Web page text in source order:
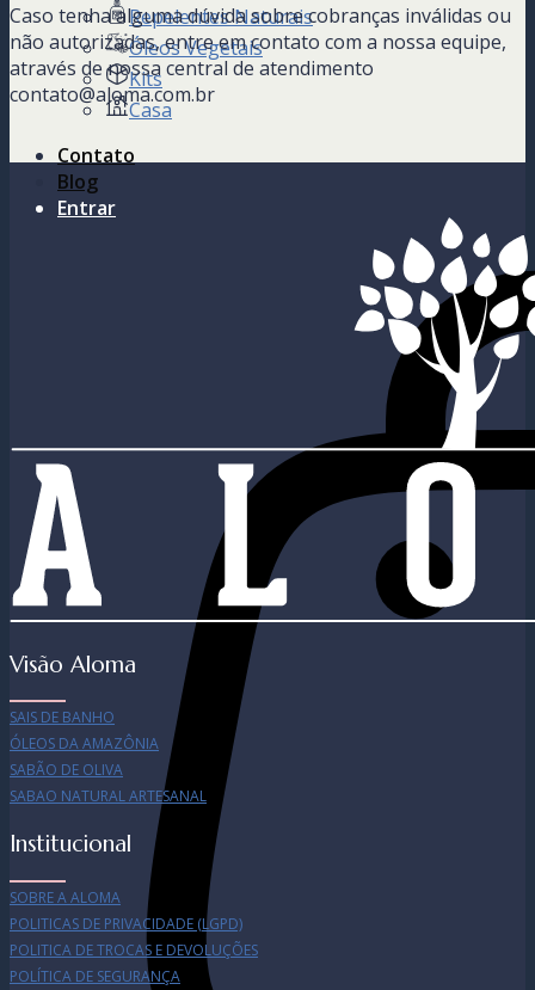
Repelentes Naturais
Óleos Vegetais
Kits
Casa
Contato
Blog
Entrar
Caso tenha alguma dúvida sobre cobranças inválidas ou
não autorizadas, entre em contato com a nossa equipe,
através de nossa central de atendimento
contato@aloma.com.br
Visão Aloma
SAIS DE BANHO
ÓLEOS DA AMAZÔNIA
SABÃO DE OLIVA
SABAO NATURAL ARTESANAL
Institucional
SOBRE A ALOMA
POLITICAS DE PRIVACIDADE (LGPD)
POLITICA DE TROCAS E DEVOLUÇÕES
POLÍTICA DE SEGURANÇA